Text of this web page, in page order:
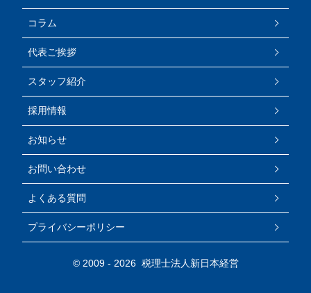
コラム
代表ご挨拶
スタッフ紹介
採用情報
お知らせ
お問い合わせ
よくある質問
プライバシーポリシー
© 2009 - 2026 税理士法人新日本経営